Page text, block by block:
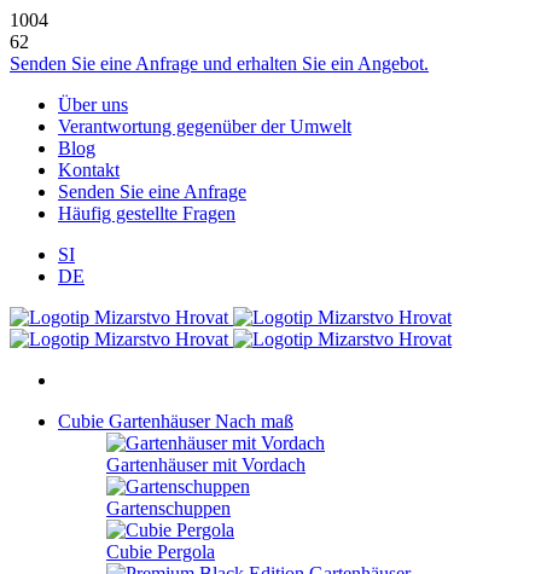
1004
62
Senden Sie eine Anfrage und erhalten Sie ein Angebot.
Über uns
Verantwortung gegenüber der Umwelt
Blog
Kontakt
Senden Sie eine Anfrage
Häufig gestellte Fragen
SI
DE
Cubie GartenhäuserNach maß
Gartenhäuser mit Vordach
Gartenschuppen
Cubie Pergola